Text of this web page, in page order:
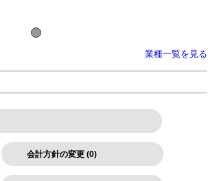
業種一覧を見る
会計方針の変更 (0)